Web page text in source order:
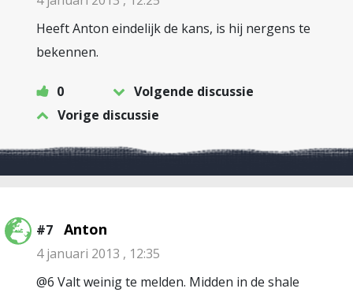
Heeft Anton eindelijk de kans, is hij nergens te
bekennen.
0
Volgende discussie
Vorige discussie
#7 Anton
4 januari 2013 , 12:35
@6 Valt weinig te melden. Midden in de shale